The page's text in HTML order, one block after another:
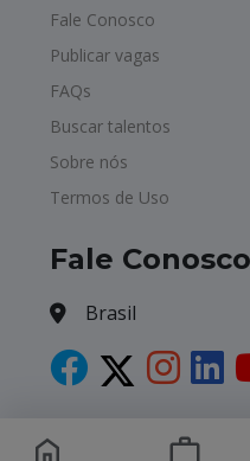
Fale Conosco
Publicar vagas
FAQs
Buscar talentos
Sobre nós
Termos de Uso
Fale Conosco
Brasil